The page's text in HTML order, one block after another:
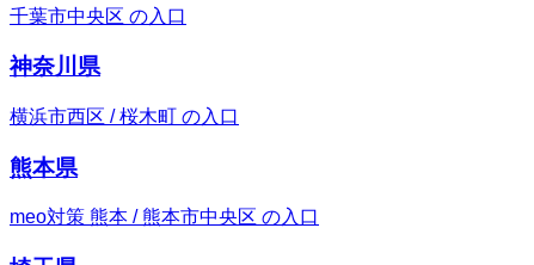
千葉市中央区 の入口
神奈川県
横浜市西区 / 桜木町 の入口
熊本県
meo対策 熊本 / 熊本市中央区 の入口